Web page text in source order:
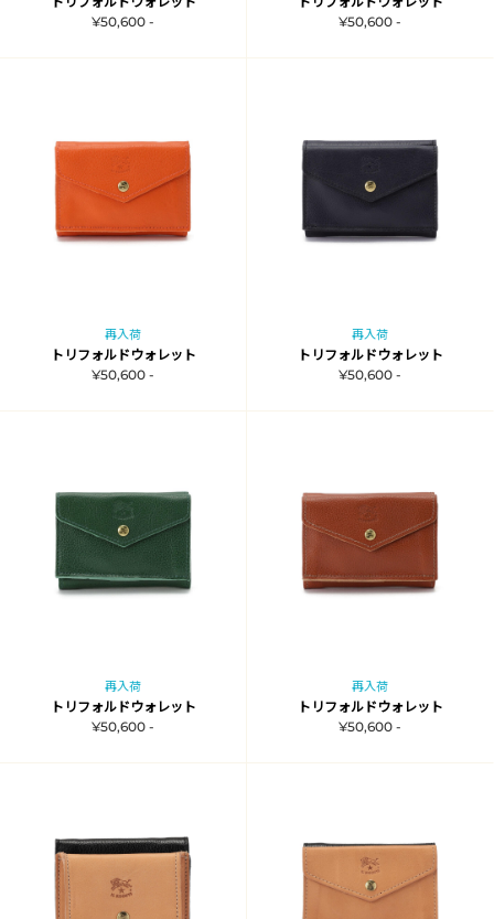
¥50,600 -
¥50,600 -
再入荷
トリフォルドウォレット
¥50,600 -
再入荷
トリフォルドウォレット
¥50,600 -
再入荷
トリフォルドウォレット
¥50,600 -
再入荷
トリフォルドウォレット
¥50,600 -